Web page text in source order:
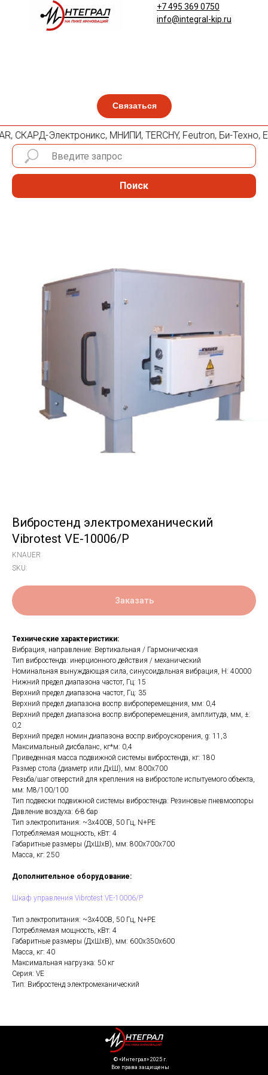
Связаться
+7 495 369 0750
info@integral-kip.ru
Электроникс, МНИПИ, TERCHY, Feutron, Би-Техно,
Поиск
Вибростенд электромеханический
Vibrotest VE-10006/P
KNAUER
SKU:
Заказать
Технические характеристики:
Вибрация, направление: Вертикальная / Гармоническая
Тип вибростенда: инерционного действия / механический
Номинальная вынуждающая сила, синусоидальная вибрация, H: 40000
Нижний предел диапазона частот, Гц: 15
Верхний предел диапазона частот, Гц: 35
Верхний предел диапазона воспр.виброперемещения, мм: 0,4
Верхний предел диапазона воспр.виброперемещения, амплитуда, мм, ±:
0,2
Верхний предел номин.диапазона воспр.виброускорения, g: 11,3
Максимальный дисбаланс, кг*м: 0,4
Приведенная масса подвижной системы вибростенда, кг: 180
Размер стола (диаметр или ДхШ), мм: 800x700
Резьба/шаг отверстий для крепления на вибростоле испытуемого объекта,
мм: М8/100/100
Тип подвески подвижной системы вибростенда: Резиновые пневмоопоры
Давление воздуха: 6-8 бар
Тип электропитания: ~3х400В, 50 Гц, N+PE
Потребляемая мощность, кВт: 4
Габаритные размеры (ДхШхВ), мм: 800x700x700
Масса, кг: 250
Дополнительное оборудование:
Шкаф управления Vibrotest VE-10006/P
Тип электропитания: ~3х400В, 50 Гц, N+PE
Потребляемая мощность, кВт: 4
Габаритные размеры (ДхШхВ), мм: 600x350x600
Масса, кг: 40
Максимальная нагрузка: 50 кг
Серия: VE
Тип: Вибростенд электромеханический
©️ «Интеграл» 2025 г.
Все права защищены